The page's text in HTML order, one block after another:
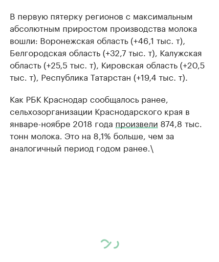
В первую пятерку регионов с максимальным
абсолютным приростом производства молока
вошли: Воронежская область (+46,1 тыс. т),
Белгородская область (+32,7 тыс. т), Калужская
область (+25,5 тыс. т), Кировская область (+20,5
тыс. т), Республика Татарстан (+19,4 тыс. т).
Как РБК Краснодар сообщалось ранее,
сельхозорганизации Краснодарского края в
январе-ноябре 2018 года произвели 874,8 тыс.
тонн молока. Это на 8,1% больше, чем за
аналогичный период годом ранее.\